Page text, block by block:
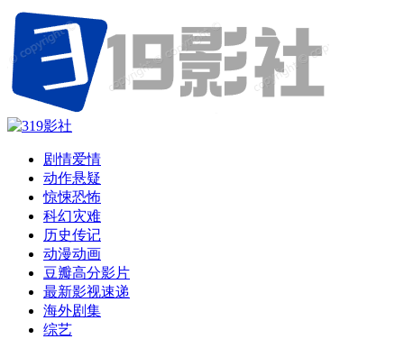
剧情爱情
动作悬疑
惊悚恐怖
科幻灾难
历史传记
动漫动画
豆瓣高分影片
最新影视速递
海外剧集
综艺